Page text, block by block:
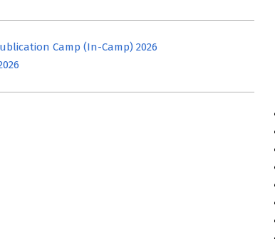
Camp (In-Camp) 2026